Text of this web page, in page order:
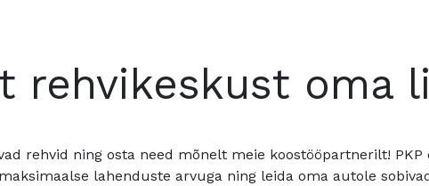
rehvikeskust oma
rehvid ning osta need mõnelt meie koostööpartnerilt!
lahenduste arvuga ning leida oma autole